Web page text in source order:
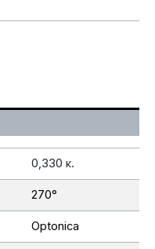
0,330 κ.
270°
Optonica